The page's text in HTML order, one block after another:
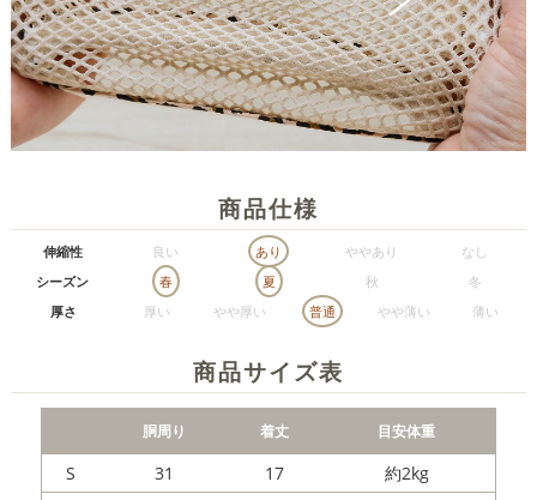
商品仕様
伸縮性 良い あり ややあり
なし
シーズン
春 夏 秋
冬
厚さ
厚い やや厚い 普通 やや薄い 薄い
商品サイズ表
胴周り 着丈 目安体重
S 31 17
約2kg